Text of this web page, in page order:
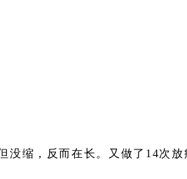
没缩，反而在长。又做了14次放